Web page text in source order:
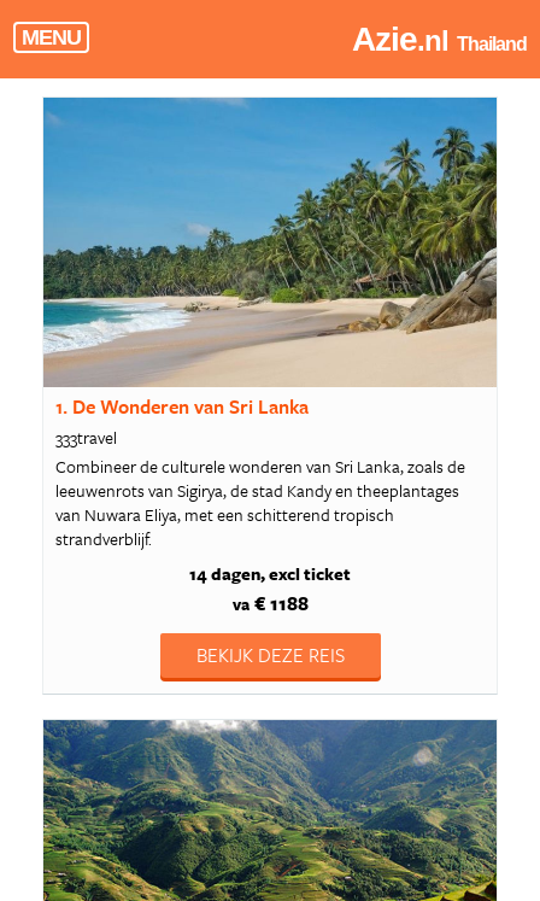
MENU Azie.nl Thailand
1. De Wonderen van Sri Lanka
333travel
Combineer de culturele wonderen van Sri Lanka, zoals de
leeuwenrots van Sigirya, de stad Kandy en theeplantages
van Nuwara Eliya, met een schitterend tropisch
strandverblijf.
14 dagen excl ticket
va€ 1188
BEKIJK DEZE REIS